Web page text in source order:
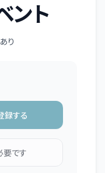
ント
り
録する
要です